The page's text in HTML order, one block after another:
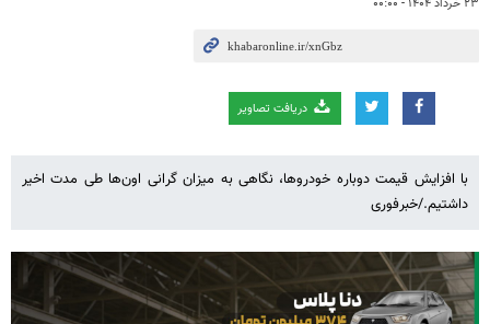
۲۳ خرداد ۱۴۰۴ - ۰۰:۰۰
دریافت تصاویر
با افزایش قیمت دوباره خودروها، نگاهی به میزان گرانی اون‌ها طی مدت اخیر
داشتیم./خبرفوری